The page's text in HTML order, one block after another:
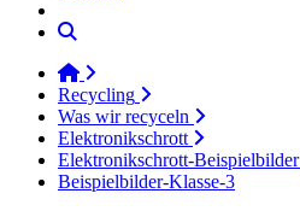
Recycling
Was wir recyceln
Elektronikschrott
Elektronikschrott-Beispielbilder
Beispielbilder-Klasse-3